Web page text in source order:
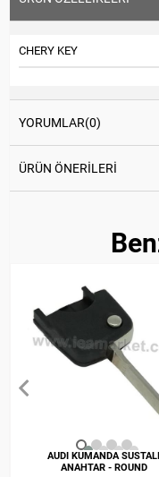
CHERY KEY
YORUMLAR(0)
ÜRÜN ÖNERILERI
AUDI KUMANDA SUSTALI
ANAHTAR - ROUND